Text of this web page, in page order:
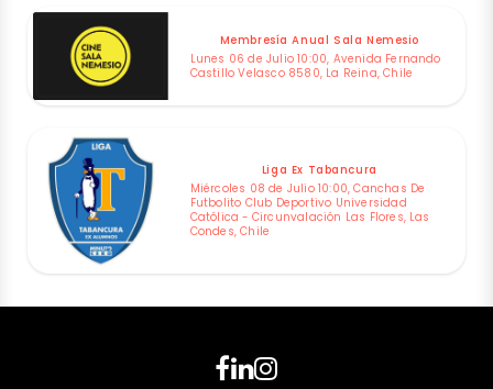
Membresía Anual Sala Nemesio
Lunes 06 de Julio 10:00, Avenida Fernando
Castillo Velasco 8580, La Reina, Chile
Liga Ex Tabancura
Miércoles 08 de Julio 10:00, Canchas De
Futbolito Club Deportivo Universidad
Católica - Circunvalación Las Flores, Las
Condes, Chile